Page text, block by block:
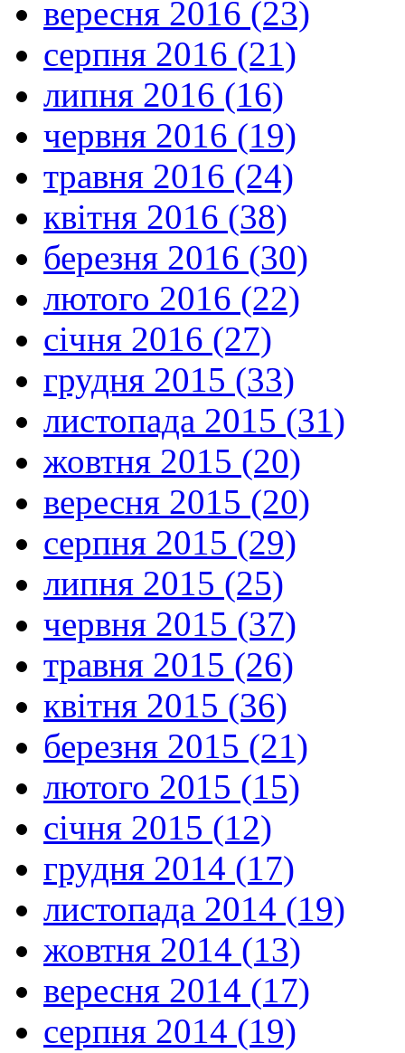
вересня 2016 (23)
серпня 2016 (21)
липня 2016 (16)
червня 2016 (19)
травня 2016 (24)
квітня 2016 (38)
березня 2016 (30)
лютого 2016 (22)
січня 2016 (27)
грудня 2015 (33)
листопада 2015 (31)
жовтня 2015 (20)
вересня 2015 (20)
серпня 2015 (29)
липня 2015 (25)
червня 2015 (37)
травня 2015 (26)
квітня 2015 (36)
березня 2015 (21)
лютого 2015 (15)
січня 2015 (12)
грудня 2014 (17)
листопада 2014 (19)
жовтня 2014 (13)
вересня 2014 (17)
серпня 2014 (19)